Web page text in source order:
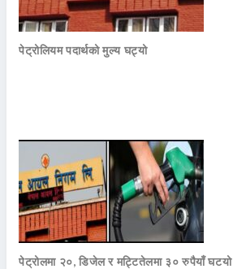
पेट्रोलियम पदार्थको मुल्य घट्यो
पेट्रोलमा २०, डिजेल र मट्टितेलमा ३० रुपैयाँ घटयो